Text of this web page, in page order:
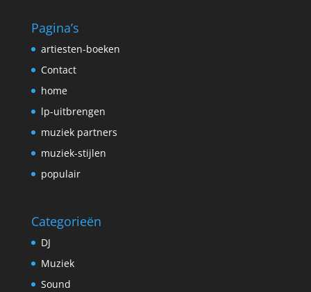
Pagina’s
artiesten-boeken
Contact
home
lp-uitbrengen
muziek partners
muziek-stijlen
populair
Categorieën
DJ
Muziek
Sound